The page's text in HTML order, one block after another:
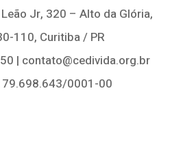
Jr, 320 – Alto da Glória,
110, Curitiba / PR
| contato@cedivida.org.br
79.698.643/0001-00